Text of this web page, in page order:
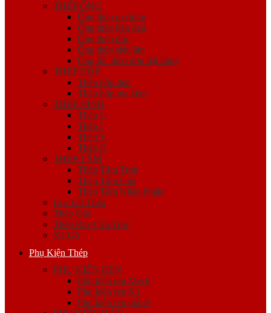
THÉP ỐNG
Ống thép mạ kẽm
Ống thép hàn đen
Ống thép đúc
Ống thép siêu âm
Ống lốc theo đơn đặt hàng
THÉP HỘP
Thép hộp đen
Thép hộp mạ kẽm
THÉP HÌNH
Thép U
Thép I
Thép V
Thép H
THÉP TẤM
Thép Tấm Trơn
Thép Tấm Gân
Thép Tấm Nhập Khẩu
Cọc Cừ Thép
Thép Đặc
Thép Ray Cầu Trục
Xà Gồ
Phụ Kiện Thép
PHỤ KIỆN REN
Phụ kiện ren Mech
Phụ kiện ren K1
Phụ kiện ren giá rẻ